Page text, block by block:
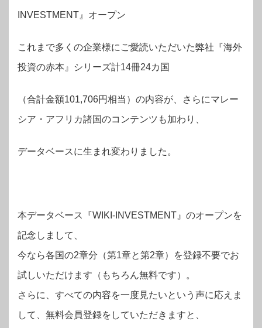
INVESTMENT』オープン
これまで多くの企業様にご愛読いただいた弊社『海外
投資の赤本』シリーズ計14冊24カ国
（合計金額101,706円相当）の内容が、さらにマレー
シア・アフリカ諸国のコンテンツも加わり、
データベースに生まれ変わりました。
本データベース『WIKI-INVESTMENT』のオープンを
記念しまして、
今なら各国の2章分（第1章と第2章）を登録不要でお
試しいただけます（もちろん無料です）。
さらに、すべての内容を一度見たいという声に応えま
して、無料会員登録をしていただきますと、